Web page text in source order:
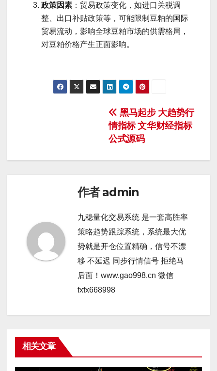
政策因素 ：贸易政策变化，如进口关税调
整、出口补贴政策等，可能限制豆粕的国际
贸易流动，影响全球豆粕市场的供需格局，
对豆粕价格产生正面影响。
导
黑马起步 大趋势行
情指标 文华财经指标
公式源码
作者admin
九稳量化交易系统 是一套高胜率
策略趋势跟踪系统，系统最大优
势就是开仓位置精确，信号不漂
移 不延迟 同步行情信号 拒绝马
后面！www.gao998.cn 微信
fxfx668998
相关文章